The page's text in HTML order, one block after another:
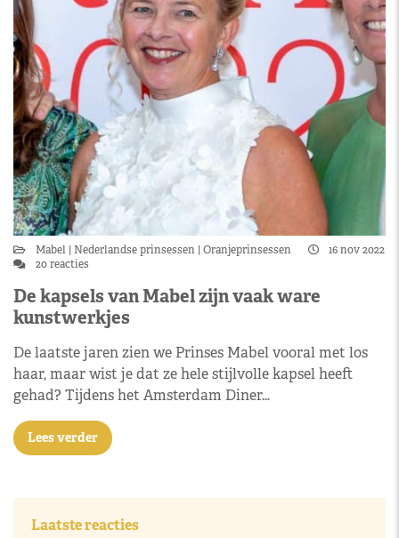
Mabel Nederlandse prinsessen Oranjeprinsessen
16 nov 2022
20 reacties
De kapsels van Mabel zijn vaak ware
kunstwerkjes
De laatste jaren zien we Prinses Mabel vooral met los
haar, maar wist je dat ze hele stijlvolle kapsel heeft
gehad? Tijdens het Amsterdam Diner…
Lees verder
Laatste reacties